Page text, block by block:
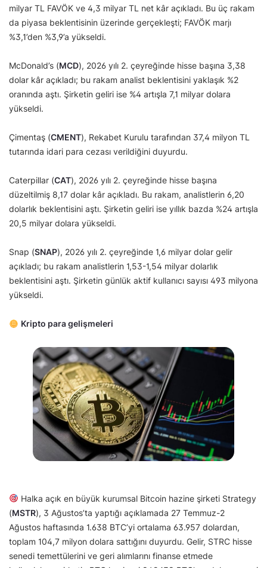
milyar TL FAVÖK ve 4,3 milyar TL net kâr açıkladı. Bu üç rakam
da piyasa beklentisinin üzerinde gerçekleşti; FAVÖK marjı
%3,1’den %3,9’a yükseldi.
McDonald’s (MCD), 2026 yılı 2. çeyreğinde hisse başına 3,38
dolar kâr açıkladı; bu rakam analist beklentisini yaklaşık %2
oranında aştı. Şirketin geliri ise %4 artışla 7,1 milyar dolara
yükseldi.
Çimentaş (CMENT), Rekabet Kurulu tarafından 37,4 milyon TL
tutarında idari para cezası verildiğini duyurdu.
Caterpillar (CAT), 2026 yılı 2. çeyreğinde hisse başına
düzeltilmiş 8,17 dolar kâr açıkladı. Bu rakam, analistlerin 6,20
dolarlık beklentisini aştı. Şirketin geliri ise yıllık bazda %24 artışla
20,5 milyar dolara yükseldi.
Snap (SNAP), 2026 yılı 2. çeyreğinde 1,6 milyar dolar gelir
açıkladı; bu rakam analistlerin 1,53-1,54 milyar dolarlık
beklentisini aştı. Şirketin günlük aktif kullanıcı sayısı 493 milyona
yükseldi.
Kripto para gelişmeleri
Halka açık en büyük kurumsal Bitcoin hazine şirketi Strategy
(MSTR), 3 Ağustos’ta yaptığı açıklamada 27 Temmuz-2
Ağustos haftasında 1.638 BTC’yi ortalama 63.957 dolardan,
toplam 104,7 milyon dolara sattığını duyurdu. Gelir, STRC hisse
senedi temettülerini ve geri alımlarını finanse etmede